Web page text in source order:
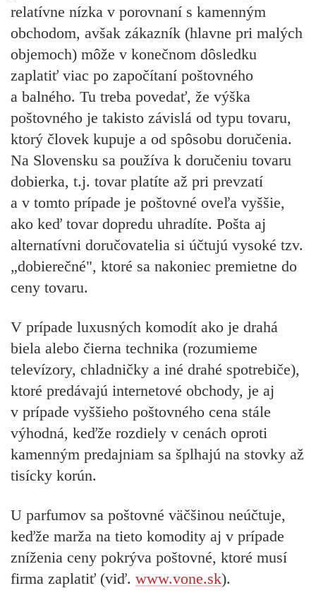
relatívne nízka v porovnaní s kamenným
obchodom, avšak zákazník (hlavne pri malých
objemoch) môže v konečnom dôsledku
zaplatiť viac po započítaní poštovného
a balného. Tu treba povedať, že výška
poštovného je takisto závislá od typu tovaru,
ktorý človek kupuje a od spôsobu doručenia.
Na Slovensku sa používa k doručeniu tovaru
dobierka, t.j. tovar platíte až pri prevzatí
a v tomto prípade je poštovné oveľa vyššie,
ako keď tovar dopredu uhradíte. Pošta aj
alternatívni doručovatelia si účtujú vysoké tzv.
„dobierečné", ktoré sa nakoniec premietne do
ceny tovaru.
V prípade luxusných komodít ako je drahá
biela alebo čierna technika (rozumieme
televízory, chladničky a iné drahé spotrebiče),
ktoré predávajú internetové obchody, je aj
v prípade vyššieho poštovného cena stále
výhodná, keďže rozdiely v cenách oproti
kamenným predajniam sa šplhajú na stovky až
tisícky korún.
U parfumov sa poštovné väčšinou neúčtuje,
keďže marža na tieto komodity aj v prípade
zníženia ceny pokrýva poštovné, ktoré musí
firma zaplatiť (viď. www.vone.sk).